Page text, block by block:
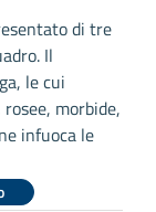
di tre
Il
le cui
morbide,
infuoca le